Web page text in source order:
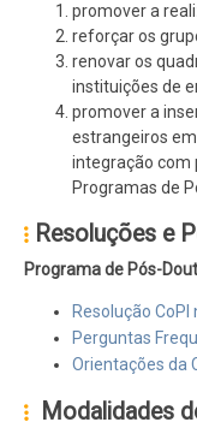
promover a
reforçar os
renovar os
instituições de
promover a
estrangeiros
integração com
Programas de
Resoluções e
Programa de Pós-
Resolução
Perguntas
Orientações da
Modalidades